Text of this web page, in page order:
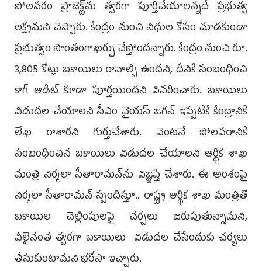
పోలవరం ప్రాజెక్ట్‌ను త్వరగా పూర్తిచేయాలన్నదే ప్రభుత్వ
లక్ష్యమని చెప్పారు. కేంద్రం నుంచి నిధుల కోసం చూడకుండా
ప్రభుత్వం సొంతంగాఖర్చు చేస్తోందన్నారు. కేంద్రం నుంచి రూ.
3,805 కోట్లు బకాయిలు రావాల్సి ఉందని, దీనికి సంబంధించి
కాగ్‌ ఆడిట్‌ కూడా పూర్తయిందని వివరించారు. బకాయిలు
విడుదల చేయాలని సీఎం వైయస్‌ జగన్‌ ఇప్పటికే కేంద్రానికి
లేఖ రాశారని గుర్తుచేశారు. వెంటనే పోలవరానికి
సంబంధించిన బకాయిలు విడుదల చేయాలని ఆర్థిక శాఖ
మంత్రి నిర్మలా సీతారామన్‌ను విజ్ఞప్తి చేశారు. ఈ అంశంపై
నిర్మలా సీతారామన్‌ స్పందిస్తూ.. రాష్ట్ర ఆర్థిక శాఖ మంత్రితో
బకాయిల చెల్లింపులపై చర్చలు జరుపుతున్నామని,
వీలైనంత త్వరగా బకాయిలు విడుదల చేసేందుకు చర్యలు
తీసుకుంటామని భరోసా ఇచ్చారు.